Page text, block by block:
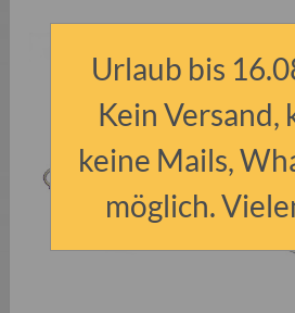
Urlaub bis
Kein Versand,
keine Mails,
möglich.